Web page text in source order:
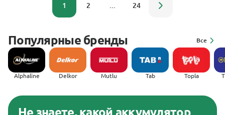
1 2 24
Популярные бренды Все
Alphaline Delkor Mutlu Tab Topla
Не знаете, какой аккумулятор